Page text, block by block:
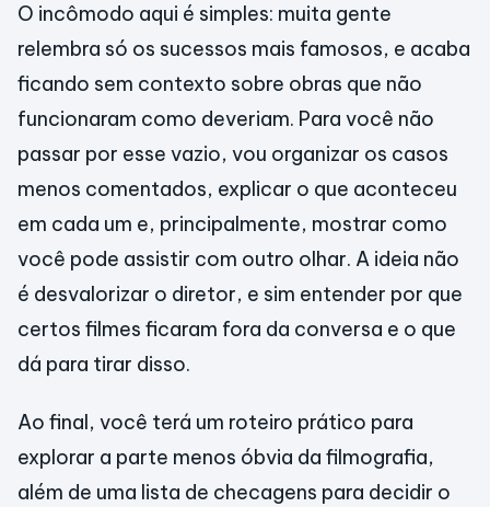
O incômodo aqui é simples: muita gente
relembra só os sucessos mais famosos, e acaba
ficando sem contexto sobre obras que não
funcionaram como deveriam. Para você não
passar por esse vazio, vou organizar os casos
menos comentados, explicar o que aconteceu
em cada um e, principalmente, mostrar como
você pode assistir com outro olhar. A ideia não
é desvalorizar o diretor, e sim entender por que
certos filmes ficaram fora da conversa e o que
dá para tirar disso.
Ao final, você terá um roteiro prático para
explorar a parte menos óbvia da filmografia,
além de uma lista de checagens para decidir o